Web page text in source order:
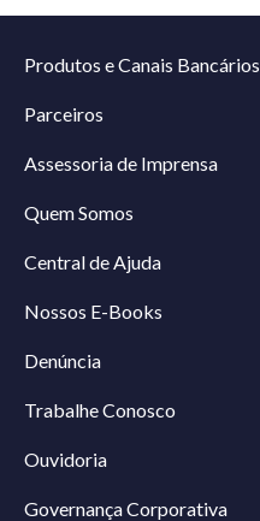
Produtos e Canais Bancários
Parceiros
Assessoria de Imprensa
Quem Somos
Central de Ajuda
Nossos E-Books
Denúncia
Trabalhe Conosco
Ouvidoria
Governança Corporativa